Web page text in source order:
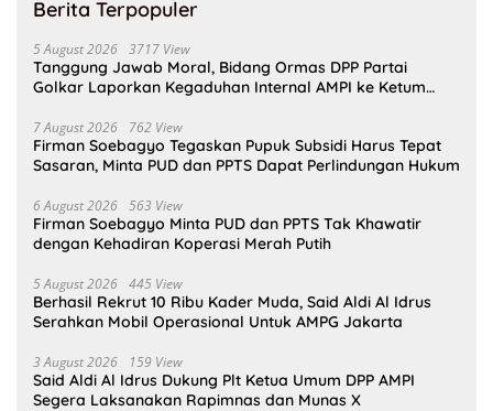
Berita Terpopuler
5 August 2026 3717 View
Tanggung Jawab Moral, Bidang Ormas DPP Partai
Golkar Laporkan Kegaduhan Internal AMPI ke Ketum
7 August 2026 762 View
Firman Soebagyo Tegaskan Pupuk Subsidi Harus Tepat
Sasaran, Minta PUD dan PPTS Dapat Perlindungan Hukum
6 August 2026 563 View
Firman Soebagyo Minta PUD dan PPTS Tak Khawatir
dengan Kehadiran Koperasi Merah Putih
5 August 2026 445 View
Berhasil Rekrut 10 Ribu Kader Muda, Said Aldi Al Idrus
Serahkan Mobil Operasional Untuk AMPG Jakarta
3 August 2026 159 View
Said Aldi Al Idrus Dukung Plt Ketua Umum DPP AMPI
Segera Laksanakan Rapimnas dan Munas X